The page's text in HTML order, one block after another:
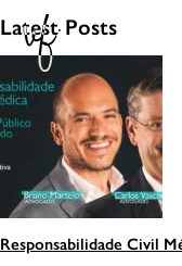
Latest Posts
Responsabilidade Civil